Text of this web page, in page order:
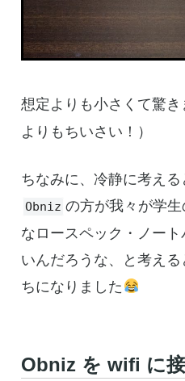
想定よりも小さくて驚き
よりもちいさい！）
ちなみに、冷静に考え
Obniz の方が我々が学
なロースペック・ノー
いんだろうな、と考え
ちになりました
Obniz を wifi に